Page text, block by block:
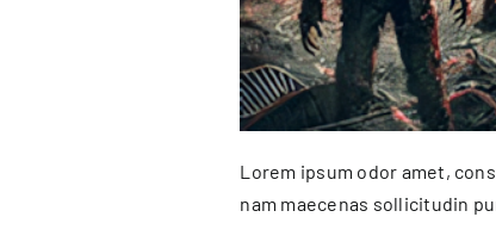
Lorem ipsum odor amet,
nam maecenas sollicitudin